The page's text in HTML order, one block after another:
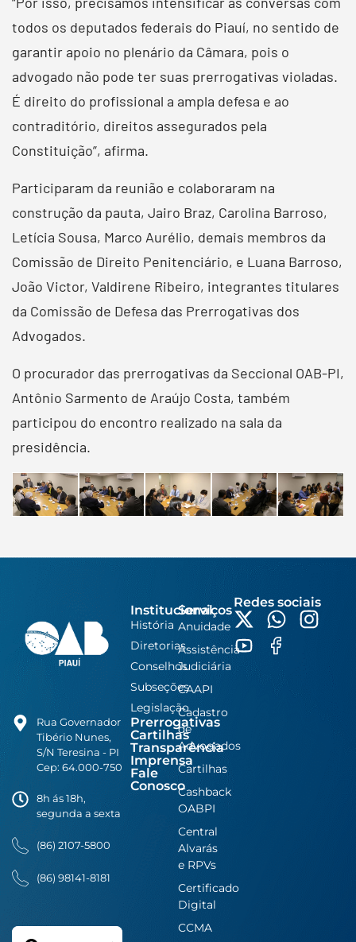
todos os deputados federais do Piauí, no sentido de
garantir apoio no plenário da Câmara, pois o
advogado não pode ter suas prerrogativas violadas.
É direito do profissional a ampla defesa e ao
contraditório, direitos assegurados pela
Constituição”, afirma.
Participaram da reunião e colaboraram na
construção da pauta, Jairo Braz, Carolina Barroso,
Letícia Sousa, Marco Aurélio, demais membros da
Comissão de Direito Penitenciário, e Luana Barroso,
João Victor, Valdirene Ribeiro, integrantes titulares
da Comissão de Defesa das Prerrogativas dos
Advogados.
O procurador das prerrogativas da Seccional OAB-PI,
Antônio Sarmento de Araújo Costa, também
participou do encontro realizado na sala da
presidência.
Rua Governador
Tibério Nunes,
S/N Teresina - PI
Cep: 64.000-750
8h ás 18h,
segunda a sexta
(86) 2107-5800
(86) 98141-8181
Search
Institucional
História
Diretorias
Conselhos
Subseções
Legislação
Prerrogativas
Cartilhas
Transparência
Imprensa
Fale
Conosco
Serviços
Anuidade
Assistência
Judiciária
CAAPI
Cadastro
de
Advogados
Cartilhas
Cashback
OABPI
Central
Alvarás
e RPVs
Certificado
Digital
CCMA
Redes sociais